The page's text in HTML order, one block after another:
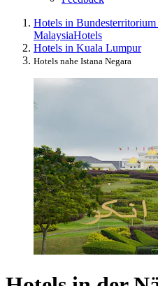
Hotels in
MalaysiaHotels
Hotels in Kuala Lumpur
Hotels nahe Istana Negara